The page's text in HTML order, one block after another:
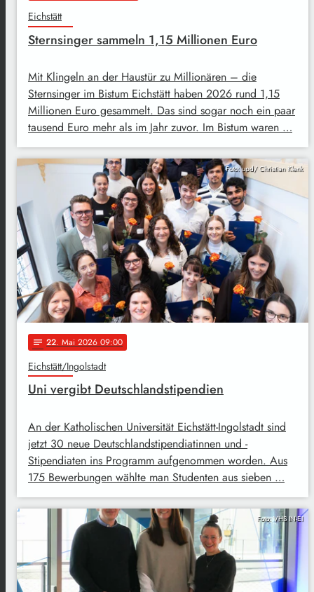
Eichstätt
Sternsinger sammeln 1,15 Millionen Euro
Mit Klingeln an der Haustür zu Millionären – die
Sternsinger im Bistum Eichstätt haben 2026 rund 1,15
Millionen Euro gesammelt. Das sind sogar noch ein paar
tausend Euro mehr als im Jahr zuvor. Im Bistum waren …
Foto: upd/ Christian Klenk
notes 22. Mai 2026 09:00
Eichstätt/Ingolstadt
Uni vergibt Deutschlandstipendien
An der Katholischen Universität Eichstätt-Ingolstadt sind
jetzt 30 neue Deutschlandstipendiatinnen und -
Stipendiaten ins Programm aufgenommen worden. Aus
175 Bewerbungen wählte man Studenten aus sieben …
Foto: VHS IN-EI